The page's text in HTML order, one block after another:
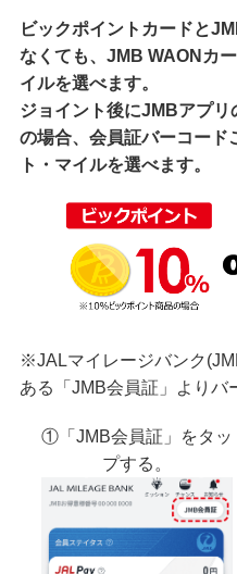
ビックポイントカードと
なくても、JMB WAONカ
イルを選べます。
ジョイント後にJMBアプ
の場合、会員証バーコー
ト・マイルを選べます。
※JALマイレージバンク
ある「JMB会員証」よりバ
①「JMB会員証」をタッ
プする。